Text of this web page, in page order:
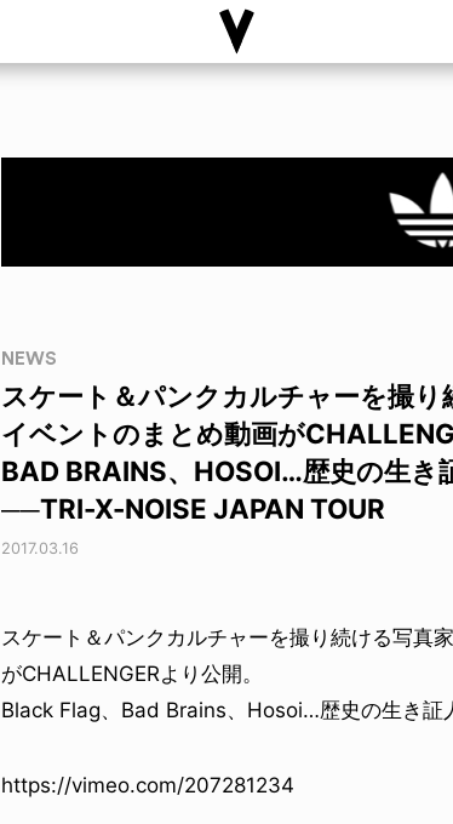
NEWS
スケート＆パンクカルチャーを撮
イベントのまとめ動画が
BAD BRAINS、HOSOI…歴史の生
──TRI-X-NOISE JAPAN TOUR
2017.03.16
スケート＆パンクカルチャーを撮り続ける写真
がCHALLENGERより公開。
Black Flag、Bad Brains、Hosoi…歴史の生き証
https://vimeo.com/207281234